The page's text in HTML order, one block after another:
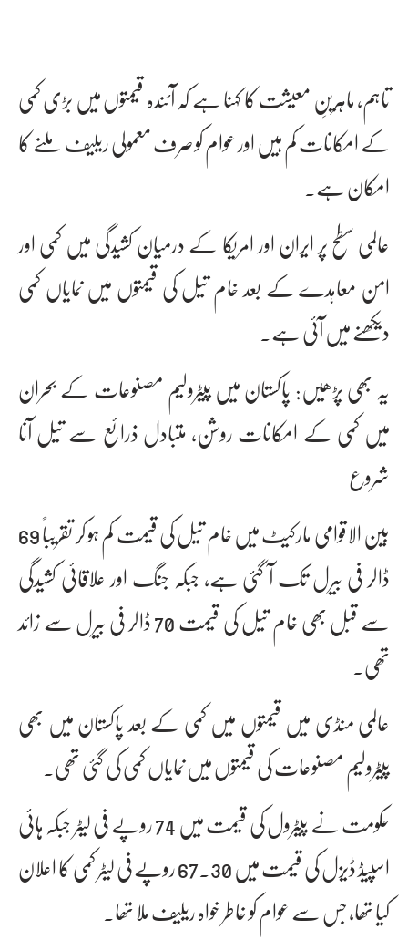
تاہم، ماہرینِ معیشت کا کہنا ہے کہ آئندہ قیمتوں میں بڑی کمی
کے امکانات کم ہیں اور عوام کو صرف معمولی ریلیف ملنے کا
امکان ہے۔
عالمی سطح پر ایران اور امریکا کے درمیان کشیدگی میں کمی اور
امن معاہدے کے بعد خام تیل کی قیمتوں میں نمایاں کمی
دیکھنے میں آئی ہے۔
یہ بھی پڑھیں: پاکستان میں پیٹرولیم مصنوعات کے بحران
میں کمی کے امکانات روشن، متبادل ذرائع سے تیل آنا
شروع
بین الاقوامی مارکیٹ میں خام تیل کی قیمت کم ہو کر تقریباً 69
ڈالر فی بیرل تک آ گئی ہے، جبکہ جنگ اور علاقائی کشیدگی
سے قبل بھی خام تیل کی قیمت 70 ڈالر فی بیرل سے زائد
تھی۔
عالمی منڈی میں قیمتوں میں کمی کے بعد پاکستان میں بھی
پیٹرولیم مصنوعات کی قیمتوں میں نمایاں کمی کی گئی تھی۔
حکومت نے پیٹرول کی قیمت میں 74 روپے فی لیٹر جبکہ ہائی
اسپیڈ ڈیزل کی قیمت میں 67.30 روپے فی لیٹر کمی کا اعلان
کیا تھا، جس سے عوام کو خاطر خواہ ریلیف ملا تھا۔